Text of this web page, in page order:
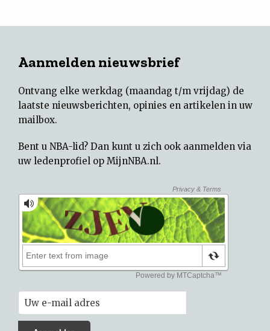
Aanmelden nieuwsbrief
Ontvang elke werkdag (maandag t/m vrijdag) de
laatste nieuwsberichten, opinies en artikelen in uw
mailbox.
Bent u NBA-lid? Dan kunt u zich ook aanmelden via
uw ledenprofiel op MijnNBA.nl.